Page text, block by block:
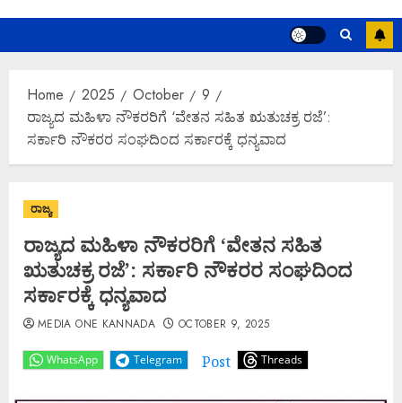
Home 2025 October
9
ರಾಜ್ಯದ ಮಹಿಳಾ ನೌಕರರಿಗೆ ‘ವೇತನ ಸಹಿತ ಋತುಚಕ್ರ ರಜೆ’:
ಸರ್ಕಾರಿ ನೌಕರರ ಸಂಘದಿಂದ ಸರ್ಕಾರಕ್ಕೆ ಧನ್ಯವಾದ
ರಾಜ್ಯ
ರಾಜ್ಯದ ಮಹಿಳಾ ನೌಕರರಿಗೆ ‘ವೇತನ ಸಹಿತ
ಋತುಚಕ್ರ ರಜೆ’: ಸರ್ಕಾರಿ ನೌಕರರ ಸಂಘದಿಂದ
ಸರ್ಕಾರಕ್ಕೆ ಧನ್ಯವಾದ
WhatsApp Telegram Post Threads
MEDIA ONE KANNADA OCTOBER 9, 2025